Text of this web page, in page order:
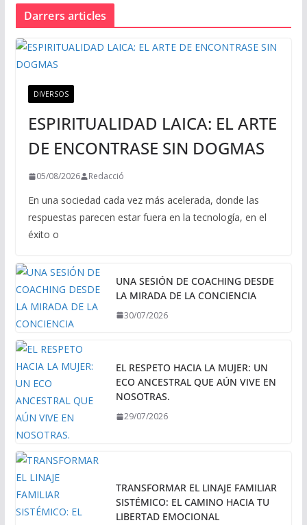
Darrers articles
DIVERSOS
ESPIRITUALIDAD LAICA: EL ARTE
DE ENCONTRASE SIN DOGMAS
05/08/2026 Redacció
En una sociedad cada vez más acelerada, donde las
respuestas parecen estar fuera en la tecnología, en el
éxito o
UNA SESIÓN DE COACHING DESDE
LA MIRADA DE LA CONCIENCIA
30/07/2026
EL RESPETO HACIA LA MUJER: UN
ECO ANCESTRAL QUE AÚN VIVE EN
NOSOTRAS.
29/07/2026
TRANSFORMAR EL LINAJE FAMILIAR
SISTÉMICO: EL CAMINO HACIA TU
LIBERTAD EMOCIONAL